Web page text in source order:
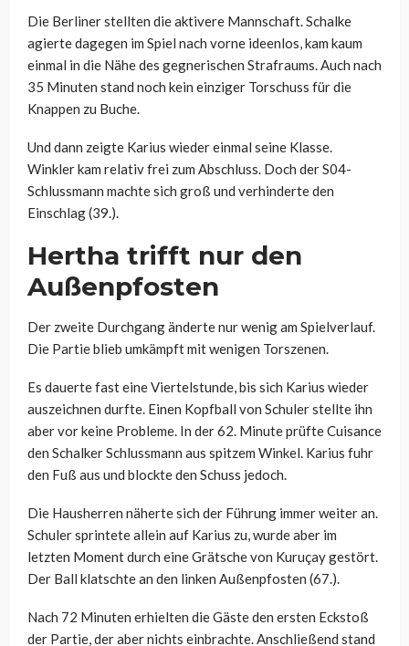
Die Berliner stellten die aktivere Mannschaft. Schalke
agierte dagegen im Spiel nach vorne ideenlos, kam kaum
einmal in die Nähe des gegnerischen Strafraums. Auch nach
35 Minuten stand noch kein einziger Torschuss für die
Knappen zu Buche.
Und dann zeigte Karius wieder einmal seine Klasse.
Winkler kam relativ frei zum Abschluss. Doch der S04-
Schlussmann machte sich groß und verhinderte den
Einschlag (39.).
Hertha trifft nur den
Außenpfosten
Der zweite Durchgang änderte nur wenig am Spielverlauf.
Die Partie blieb umkämpft mit wenigen Torszenen.
Es dauerte fast eine Viertelstunde, bis sich Karius wieder
auszeichnen durfte. Einen Kopfball von Schuler stellte ihn
aber vor keine Probleme. In der 62. Minute prüfte Cuisance
den Schalker Schlussmann aus spitzem Winkel. Karius fuhr
den Fuß aus und blockte den Schuss jedoch.
Die Hausherren näherte sich der Führung immer weiter an.
Schuler sprintete allein auf Karius zu, wurde aber im
letzten Moment durch eine Grätsche von Kuruçay gestört.
Der Ball klatschte an den linken Außenpfosten (67.).
Nach 72 Minuten erhielten die Gäste den ersten Eckstoß
der Partie, der aber nichts einbrachte. Anschließend stand